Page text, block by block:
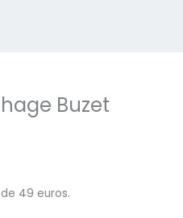
Buzet
49 euros.